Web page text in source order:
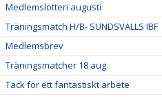
Medlemslotteri augusti
Träningsmatch H/B- SUNDSVALLS IBF
Medlemsbrev
Träningsmatcher 18 aug
Tack för ett fantastiskt arbete